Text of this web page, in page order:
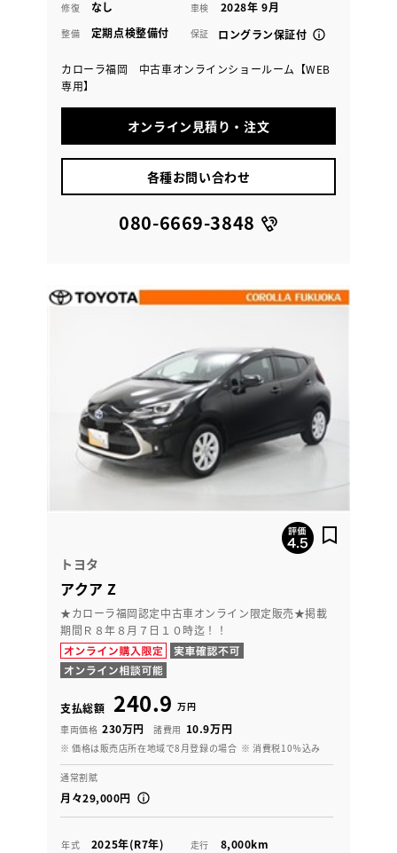
修復 なし 車検 2028年 9月
整備 定期点検整備付 保証 ロングラン保証付
カローラ福岡 中古車オンラインショールーム【WEB
専用】
オンライン見積り・注文
各種お問い合わせ
080-6669-3848
トヨタ
アクア Z
★カローラ福岡認定中古車オンライン限定販売★掲載
期間Ｒ８年８月７日１０時迄！！
支払総額 240.9 万円
車両価格 230万円 諸費用 10.9万円
※ 価格は販売店所在地域で8月登録の場合 ※ 消費税10％込み
通常割賦
月々29,000円
年式 2025年(R7年) 走行 8,000km